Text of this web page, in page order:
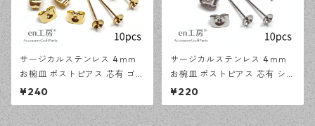
サージカルステンレス 4ｍｍ
お椀皿 ポストピアス 芯有 ゴー
ルド 10ピース 316刻印キャッ
チセット アレルギー対応 ピア
ス ハンドメイド資材 【en工
¥240
サージカルステンレス 4ｍｍ
お椀皿 ポストピアス 芯有 シル
バー 10ピース 316刻印キャッ
チセット アレルギー対応 ピア
ス ハンドメイド資材 【en工
¥220